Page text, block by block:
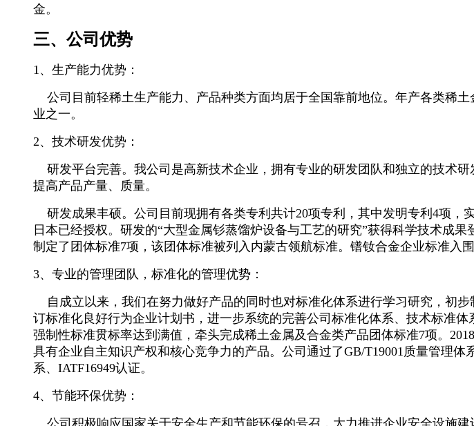
金。
三、公司优势
1、生产能力优势：
公司目前轻稀土生产能力、产品种类方面均居于全国靠前地位。年产各类稀土
业之一。
2、技术研发优势：
研发平台完善。我公司是高新技术企业，拥有专业的研发团队和独立的技术
提高产品产量、质量。
研发成果丰硕。公司目前现拥有各类专利共计20项专利，其中发明专利4项，
日本已经授权。 研发的“大型金属钐蒸馏炉设备与工艺的研究”获得科学技术成果
制定了 团体标准7项 ， 该团体标准被列入内蒙古领航标准。镨钕合金企业标准入
3、专业的管理团队，标准化的管理优势：
自成立以来， 我们在努力做好产品的同时也对标准化体系进行学习研究，初步
订标准化良好行为企业计划书，进一步系统的完善公司标准化体系、技术标准
强制性标准贯标率达到满值，牵头完成稀土金属及合金类产品团体标准7项。
具有企业自主知识产权和核心竞争力的产品。 公司通过了GB/T19001质量管理体
系、IATF16949认证。
4、节能环保优势：
公司积极响应国家关于安全生产和节能环保的号召，大力推进企业安全设施建